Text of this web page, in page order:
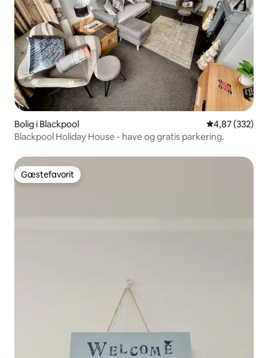
Bolig i Blackpool 4,87 ud af 5 i
4,87 (332)
Blackpool Holiday House - have og gratis parkering.
Gæstefavorit
Gæstefavorit